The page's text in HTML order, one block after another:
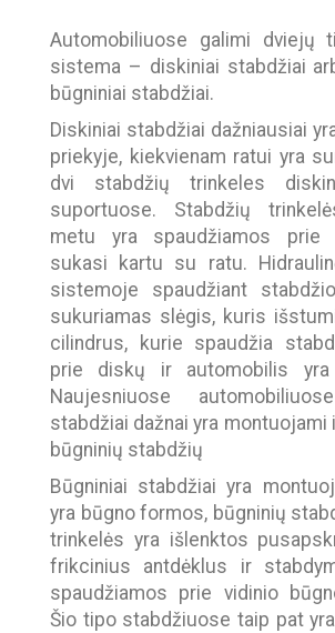
Automobiliuose galimi dviejų
sistema – diskiniai stabdžiai
būgniniai stabdžiai.
Diskiniai stabdžiai dažniausiai
priekyje, kiekvienam ratui yra
dvi stabdžių trinkeles
suportuose. Stabdžių
metu yra spaudžiamos prie
sukasi kartu su ratu.
sistemoje spaudžiant
sukuriamas slėgis, kuris
cilindrus, kurie spaudžia
prie diskų ir automobilis yra
Naujesniuose
stabdžiai dažnai yra montuojami
būgninių stabdžių
Būgniniai stabdžiai yra
yra būgno formos, būgninių
trinkelės yra išlenktos
frikcinius antdėklus ir
spaudžiamos prie vidinio
Šio tipo stabdžiuose taip pat